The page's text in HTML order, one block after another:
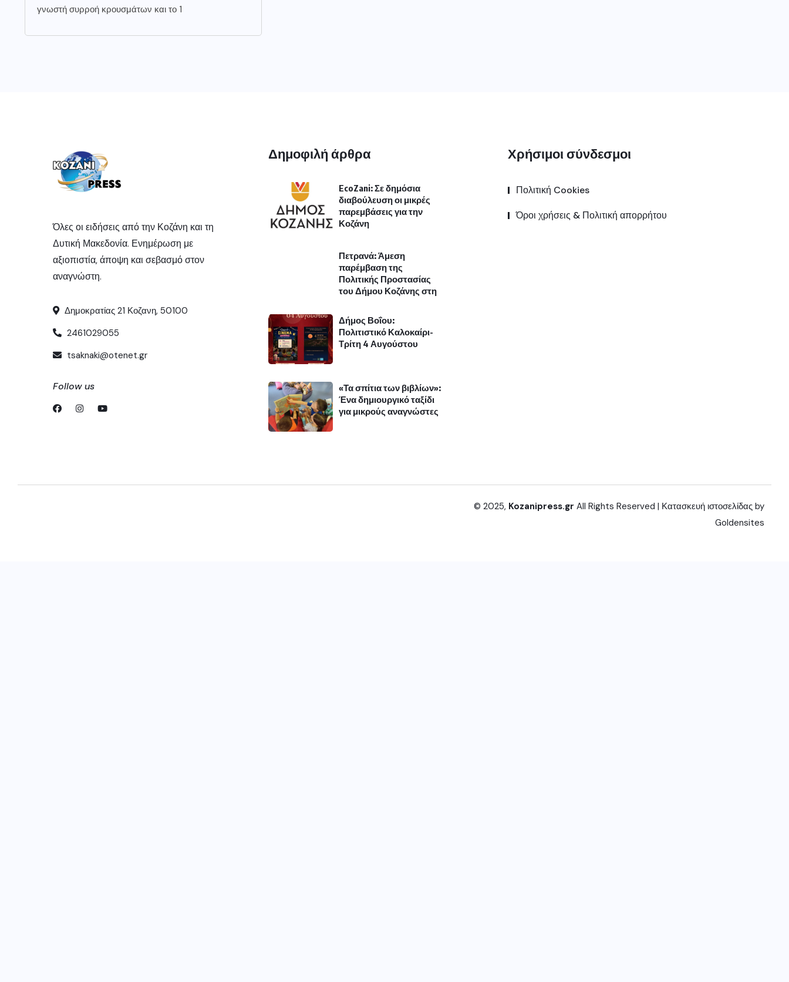
γνωστή συρροή κρουσμάτων και το 1
Όλες οι ειδήσεις από την Κοζάνη και τη
Δυτική Μακεδονία. Ενημέρωση με
αξιοπιστία, άποψη και σεβασμό στον
αναγνώστη.
Δημοκρατίας 21 Κοζανη, 50100
2461029055
tsaknaki@otenet.gr
Follow us
Δημοφιλή άρθρα
EcoZani: Σε δημόσια
διαβούλευση οι μικρές
παρεμβάσεις για την
Κοζάνη
Πετρανά: Άμεση
παρέμβαση της
Πολιτικής Προστασίας
του Δήμου Κοζάνης στη
Δήμος Βοΐου:
Πολιτιστικό Καλοκαίρι-
Τρίτη 4 Αυγούστου
«Τα σπίτια των βιβλίων»:
Ένα δημιουργικό ταξίδι
για μικρούς αναγνώστες
Χρήσιμοι σύνδεσμοι
Πολιτική Cookies
Όροι χρήσεις & Πολιτική απορρήτου
© 2025, Kozanipress.gr All Rights Reserved | Κατασκευή ιστοσελίδας by
Goldensites